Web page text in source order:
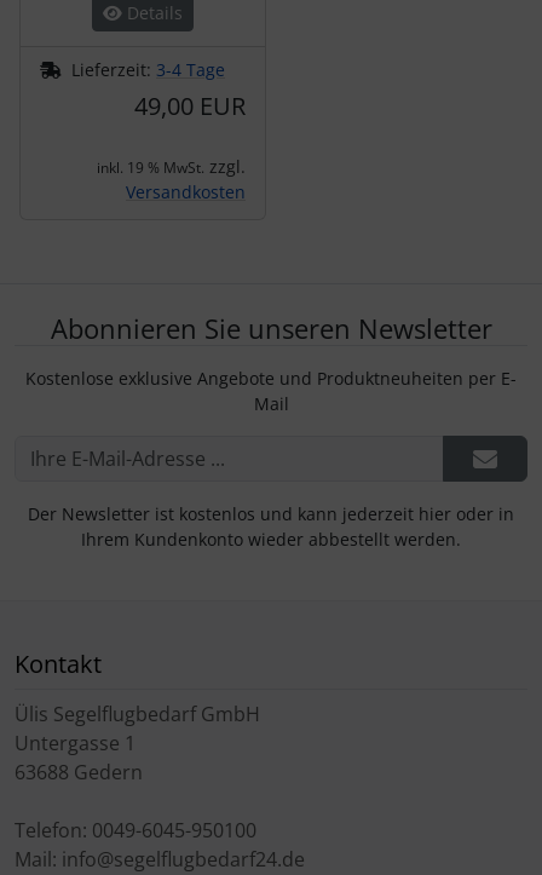
Details
Lieferzeit: 3-4 Tage
49,00 EUR
inkl. 19 % MwSt. zzgl.
Versandkosten
Abonnieren Sie unseren Newsletter
Kostenlose exklusive Angebote und Produktneuheiten per E-
Mail
Der Newsletter ist kostenlos und kann jederzeit hier oder in
Ihrem Kundenkonto wieder abbestellt werden.
Kontakt
Ülis Segelflugbedarf GmbH
Untergasse 1
63688 Gedern
Telefon: 0049-6045-950100
Mail: info@segelflugbedarf24.de